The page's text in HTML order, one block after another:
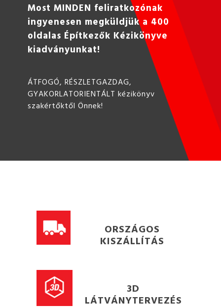
Most MINDEN feliratkozónak
ingyenesen megküldjük a 400
oldalas Építkezők Kézikönyve
kiadványunkat!
ÁTFOGÓ, RÉSZLETGAZDAG,
GYAKORLATORIENTÁLT kézikönyv
szakértőktől Önnek!
ORSZÁGOS
KISZÁLLÍTÁS
3D
LÁTVÁNYTERVEZÉS